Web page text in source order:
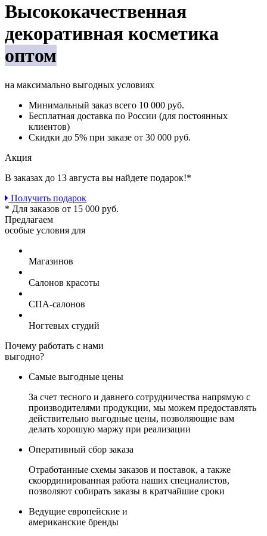
Высококачественная
декоративная косметика
оптом
на максимально выгодных условиях
Минимальный заказ всего 10 000 руб.
Бесплатная доставка по России (для постоянных
клиентов)
Скидки до 5% при заказе от 30 000 руб.
Акция
В заказах до 13 августа вы найдете подарок!*
Получить подарок
* Для заказов от 15 000 руб.
Предлагаем
особые условия для
Магазинов
Салонов красоты
СПА-салонов
Ногтевых студий
Почему работать с нами
выгодно?
Самые выгодные цены
За счет тесного и давнего сотрудничества напрямую с
производителями продукции, мы можем предоставлять
действительно выгодные цены, позволяющие вам
делать хорошую маржу при реализации
Оперативный сбор заказа
Отработанные схемы заказов и поставок, а также
скоординированная работа наших специалистов,
позволяют собирать заказы в кратчайшие сроки
Ведущие европейские и
американские бренды